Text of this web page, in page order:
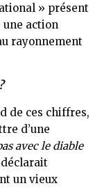
» présent
une action
rayonnement
de ces chiffres,
d’une
avec le diable
un vieux